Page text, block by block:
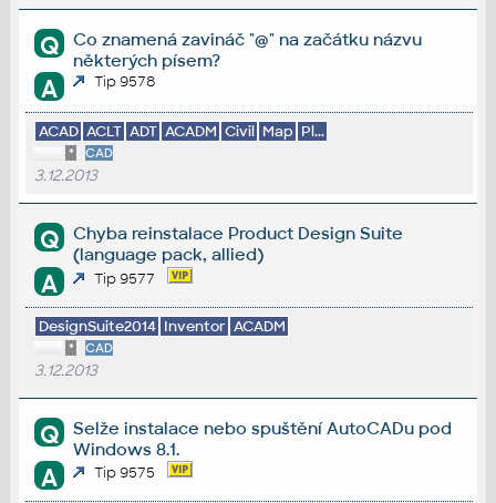
Q
Co znamená zavináč "@" na začátku názvu
některých písem?
A Tip 9578
ACAD ACLT ADT ACADM Civil Map Pl...
* CAD
3.12.2013
Q
Chyba reinstalace Product Design Suite
(language pack, allied)
A Tip 9577
DesignSuite2014 Inventor ACADM
* CAD
3.12.2013
Q
Selže instalace nebo spuštění AutoCADu pod
Windows 8.1.
A Tip 9575